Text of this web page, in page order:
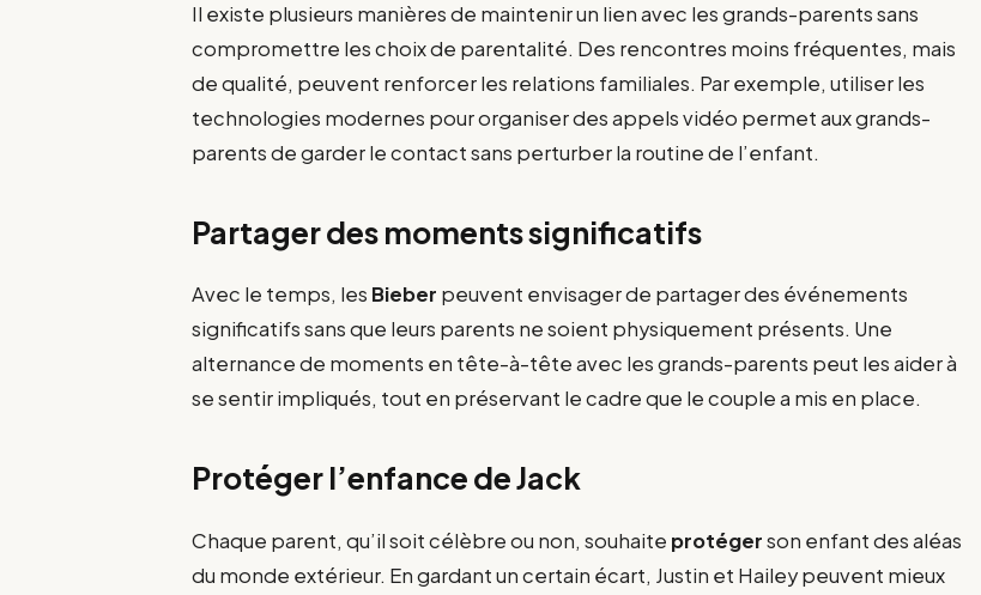
Il existe plusieurs manières de maintenir un lien avec les grands-parents sans
compromettre les choix de parentalité. Des rencontres moins fréquentes, mais
de qualité, peuvent renforcer les relations familiales. Par exemple, utiliser les
technologies modernes pour organiser des appels vidéo permet aux grands-
parents de garder le contact sans perturber la routine de l’enfant.
Partager des moments significatifs
Avec le temps, les Bieber peuvent envisager de partager des événements
significatifs sans que leurs parents ne soient physiquement présents. Une
alternance de moments en tête-à-tête avec les grands-parents peut les aider à
se sentir impliqués, tout en préservant le cadre que le couple a mis en place.
Protéger l’enfance de Jack
Chaque parent, qu’il soit célèbre ou non, souhaite protégerson enfant des aléas
du monde extérieur. En gardant un certain écart, Justin et Hailey peuvent mieux